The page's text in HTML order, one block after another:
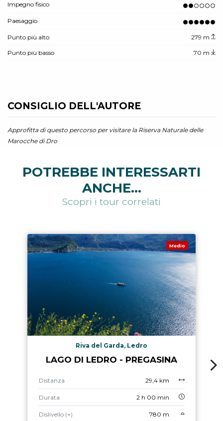
Impegno fisico
Paesaggio
Punto più alto 279 m
Punto più basso 70 m
CONSIGLIO DELL'AUTORE
Approfitta di questo percorso per visitare la Riserva Naturale delle
Marocche di Dro
POTREBBE INTERESSARTI
ANCHE...
Scopri i tour correlati
Medio
Riva del Garda, Ledro
LAGO DI LEDRO - PREGASINA
Distanza 29,4 km
Durata 2 h 00 min
Dislivello (+) 780 m